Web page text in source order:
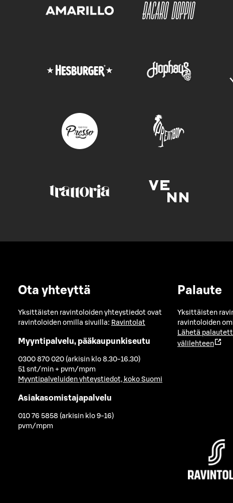
Ota yhteyttä
Yksittäisten ravintoloiden yhteystiedot ovat
ravintoloiden omilla sivuilla: Ravintolat
Myyntipalvelu, pääkaupunkiseutu
0300 870 020 (arkisin klo 8.30-16.30)
51 snt/min + pvm/mpm
Myyntipalveluiden yhteystiedot, koko Suomi
Asiakasomistajapalvelu
010 76 5858 (arkisin klo 9-16)
pvm/mpm
Palaute
Yksittäisten
ravintoloiden
Lähetä
välilehteen